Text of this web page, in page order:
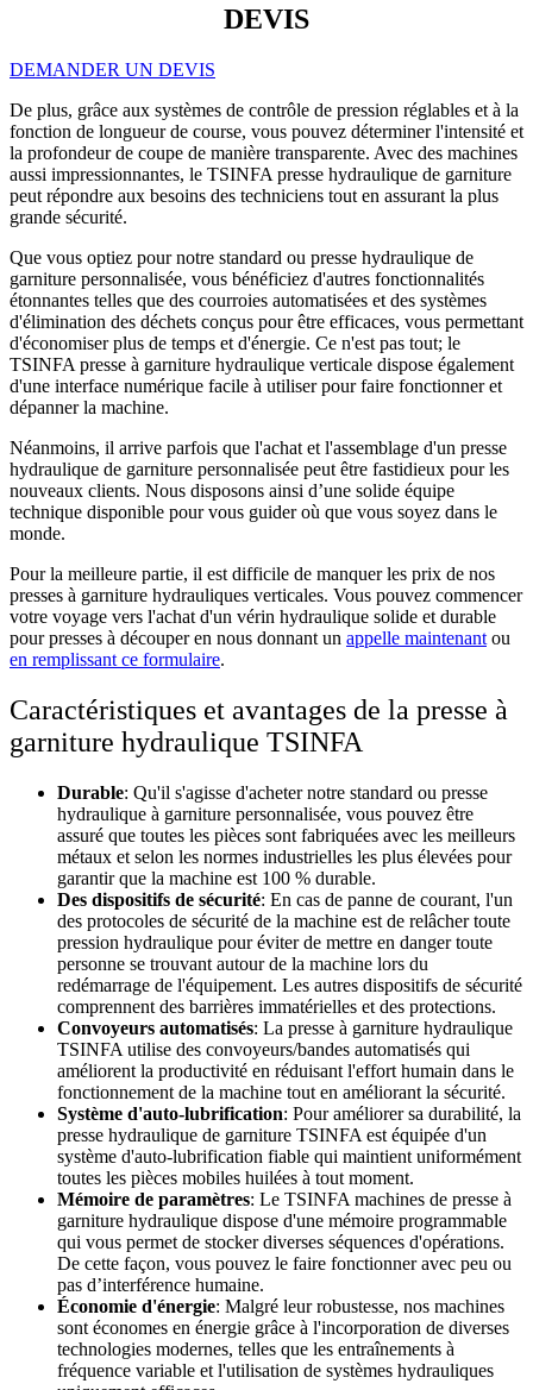
DEVIS
DEMANDER UN DEVIS
De plus, grâce aux systèmes de contrôle de pression réglables et à la
fonction de longueur de course, vous pouvez déterminer l'intensité et
la profondeur de coupe de manière transparente. Avec des machines
aussi impressionnantes, le TSINFA presse hydraulique de garniture
peut répondre aux besoins des techniciens tout en assurant la plus
grande sécurité.
Que vous optiez pour notre standard ou presse hydraulique de
garniture personnalisée, vous bénéficiez d'autres fonctionnalités
étonnantes telles que des courroies automatisées et des systèmes
d'élimination des déchets conçus pour être efficaces, vous permettant
d'économiser plus de temps et d'énergie. Ce n'est pas tout; le
TSINFA presse à garniture hydraulique verticale dispose également
d'une interface numérique facile à utiliser pour faire fonctionner et
dépanner la machine.
Néanmoins, il arrive parfois que l'achat et l'assemblage d'un presse
hydraulique de garniture personnalisée peut être fastidieux pour les
nouveaux clients. Nous disposons ainsi d’une solide équipe
technique disponible pour vous guider où que vous soyez dans le
monde.
Pour la meilleure partie, il est difficile de manquer les prix de nos
presses à garniture hydrauliques verticales. Vous pouvez commencer
votre voyage vers l'achat d'un vérin hydraulique solide et durable
pour presses à découper en nous donnant un appelle maintenant ou
en remplissant ce formulaire.
Caractéristiques et avantages de la presse à
garniture hydraulique TSINFA
Durable: Qu'il s'agisse d'acheter notre standard ou presse
hydraulique à garniture personnalisée, vous pouvez être
assuré que toutes les pièces sont fabriquées avec les meilleurs
métaux et selon les normes industrielles les plus élevées pour
garantir que la machine est 100 % durable.
Des dispositifs de sécurité: En cas de panne de courant, l'un
des protocoles de sécurité de la machine est de relâcher toute
pression hydraulique pour éviter de mettre en danger toute
personne se trouvant autour de la machine lors du
redémarrage de l'équipement. Les autres dispositifs de sécurité
comprennent des barrières immatérielles et des protections.
Convoyeurs automatisés: La presse à garniture hydraulique
TSINFA utilise des convoyeurs/bandes automatisés qui
améliorent la productivité en réduisant l'effort humain dans le
fonctionnement de la machine tout en améliorant la sécurité.
Système d'auto-lubrification: Pour améliorer sa durabilité, la
presse hydraulique de garniture TSINFA est équipée d'un
système d'auto-lubrification fiable qui maintient uniformément
toutes les pièces mobiles huilées à tout moment.
Mémoire de paramètres: Le TSINFA machines de presse à
garniture hydraulique dispose d'une mémoire programmable
qui vous permet de stocker diverses séquences d'opérations.
De cette façon, vous pouvez le faire fonctionner avec peu ou
pas d’interférence humaine.
Économie d'énergie: Malgré leur robustesse, nos machines
sont économes en énergie grâce à l'incorporation de diverses
technologies modernes, telles que les entraînements à
fréquence variable et l'utilisation de systèmes hydrauliques